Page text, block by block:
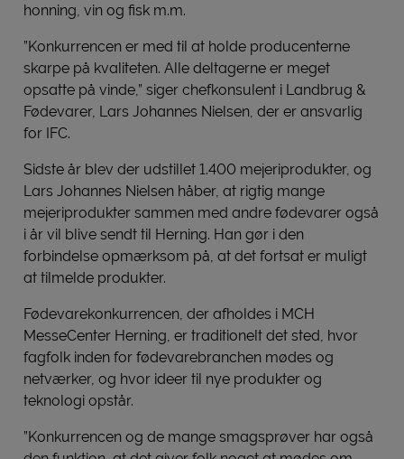
honning, vin og fisk m.m.
”Konkurrencen er med til at holde producenterne
skarpe på kvaliteten. Alle deltagerne er meget
opsatte på vinde,” siger chefkonsulent i Landbrug &
Fødevarer, Lars Johannes Nielsen, der er ansvarlig
for IFC.
Sidste år blev der udstillet 1.400 mejeriprodukter, og
Lars Johannes Nielsen håber, at rigtig mange
mejeriprodukter sammen med andre fødevarer også
i år vil blive sendt til Herning. Han gør i den
forbindelse opmærksom på, at det fortsat er muligt
at tilmelde produkter.
Fødevarekonkurrencen, der afholdes i MCH
MesseCenter Herning, er traditionelt det sted, hvor
fagfolk inden for fødevarebranchen mødes og
netværker, og hvor ideer til nye produkter og
teknologi opstår.
”Konkurrencen og de mange smagsprøver har også